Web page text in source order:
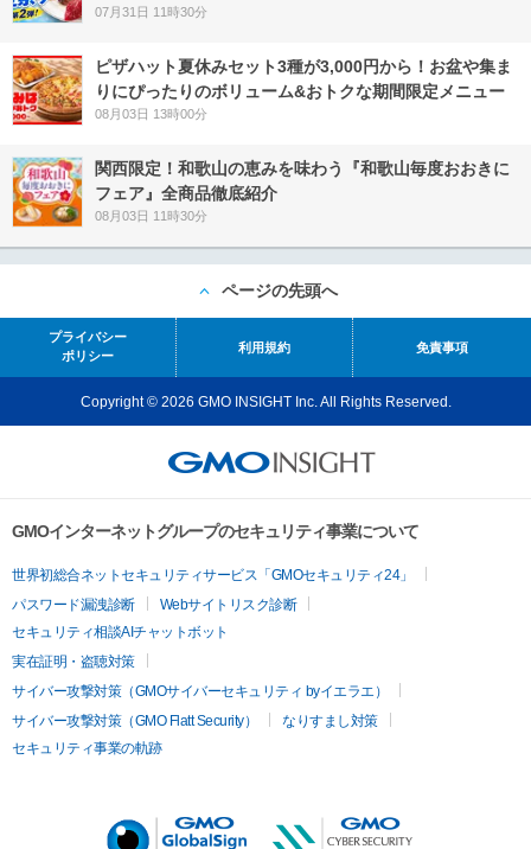
07月31日 11時30分
ピザハット夏休みセット3種が3,000円から！お盆や集ま
りにぴったりのボリューム&おトクな期間限定メニュー
08月03日 13時00分
関西限定！和歌山の恵みを味わう『和歌山毎度おおきに
フェア』全商品徹底紹介
08月03日 11時30分
ページの先頭へ
プライバシー
ポリシー
利用規約 免責事項
Copyright © 2026 GMO INSIGHT Inc. All Rights Reserved.
GMOインターネットグループのセキュリティ事業について
世界初総合ネットセキュリティサービス「GMOセキュリティ24」
パスワード漏洩診断
Webサイトリスク診断
セキュリティ相談AIチャットボット
実在証明・盗聴対策
サイバー攻撃対策（GMOサイバーセキュリティ byイエラエ）
サイバー攻撃対策（GMO Flatt Security）
なりすまし対策
セキュリティ事業の軌跡